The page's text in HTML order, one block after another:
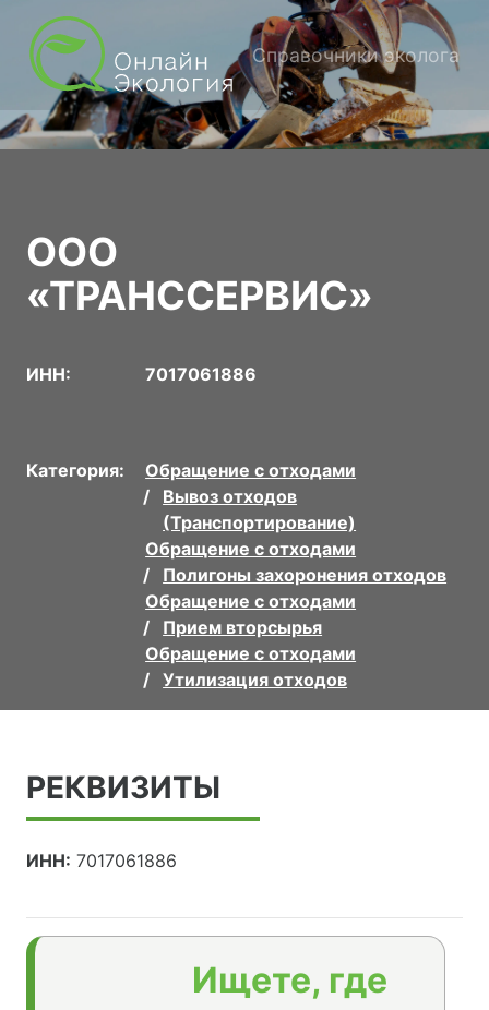
Справочники эколога
ООО
«ТРАНССЕРВИС»
ИНН: 7017061886
Категория:
Обращение с отходами
Вывоз отходов
(Транспортирование)
Обращение с отходами
Полигоны захоронения отходов
Обращение с отходами
Прием вторсырья
Обращение с отходами
Утилизация отходов
РЕКВИЗИТЫ
ИНН: 7017061886
Ищете, где